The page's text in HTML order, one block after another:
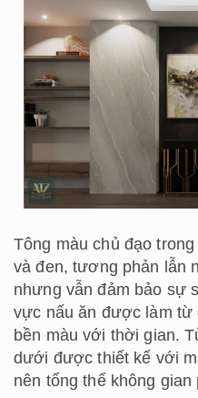
Tông màu chủ đạo
và đen, tương phản lẫn
nhưng vẫn đảm bảo sự
vực nấu ăn được làm từ
bền màu với thời gian.
dưới được thiết kế với
nên tổng thể không